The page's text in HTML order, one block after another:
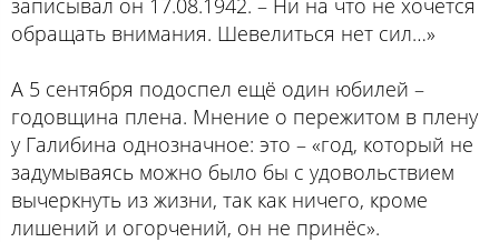
записывал он 17.08.1942. – Ни на что не хочется
обращать внимания. Шевелиться нет сил…»
А 5 сентября подоспел ещё один юбилей –
годовщина плена. Мнение о пережитом в плену
у Галибина однозначное: это – «год, который не
задумываясь можно было бы с удовольствием
вычеркнуть из жизни, так как ничего, кроме
лишений и огорчений, он не принёс».